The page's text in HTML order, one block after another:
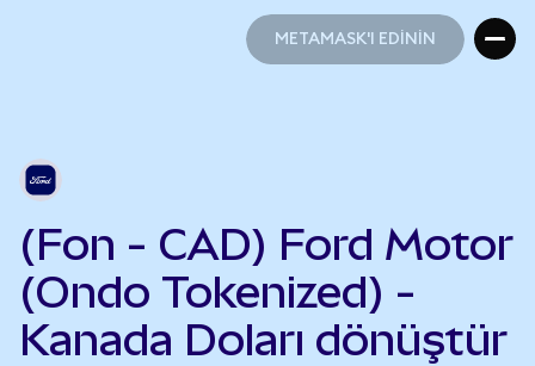
METAMASK'I EDİNİN
(Fon - CAD) Ford Motor
(Ondo Tokenized) -
Kanada Doları dönüştür